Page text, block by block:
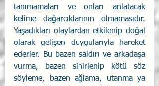
tanımamaları ve onları anlatacak
kelime dağarcıklarının olmamasıdır.
Yaşadıkları olaylardan etkilenip doğal
olarak gelişen duygularıyla hareket
ederler. Bu bazen saldırı ve arkadaşa
vurma, bazen sinirlenip kötü söz
söyleme, bazen ağlama, utanma ya